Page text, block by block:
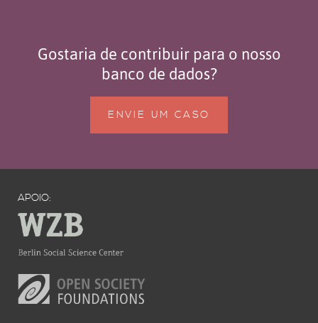
Gostaria de contribuir para o nosso
banco de dados?
ENVIE UM CASO
APOIO: